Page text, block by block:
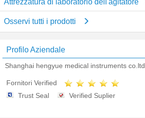
Attrezzatura di laboratorio dell'agitatore
Osservi tutti i prodotti
Profilo Aziendale
Shanghai hengyue medical instruments co.ltd
Fornitori Verified
Trust Seal
Verified Suplier